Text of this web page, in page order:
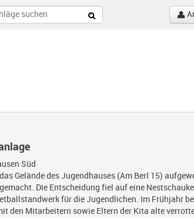
Süd
Gelände des Jugendhauses (Am Berl 15)
Die Entscheidung fiel auf eine
für die Jugendlichen. Im Frühjahr
den Mitarbeitern sowie Eltern der Kita alte